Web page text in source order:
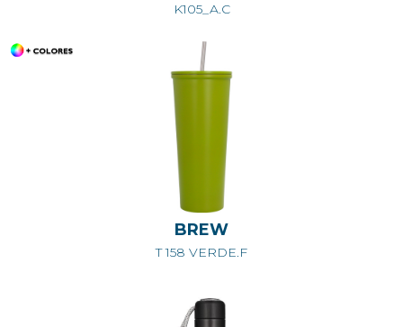
K105_A.C
BREW
T 158 VERDE.F